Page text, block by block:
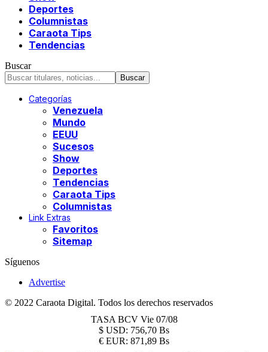
Deportes
Columnistas
Caraota Tips
Tendencias
Buscar
Categorías
Venezuela
Mundo
EEUU
Sucesos
Show
Deportes
Tendencias
Caraota Tips
Columnistas
Link Extras
Favoritos
Sitemap
Síguenos
Advertise
© 2022 Caraota Digital. Todos los derechos reservados
TASA BCV Vie 07/08
$ USD: 756,70 Bs
€ EUR: 871,89 Bs